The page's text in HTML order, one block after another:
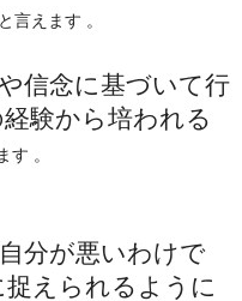
言えます 。
念に基づいて行
験から培われる
す 。
分が悪いわけで
えられるように